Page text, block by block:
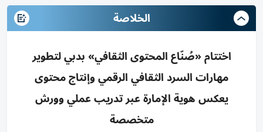
الخلاصة
اختتام «صُنّاع المحتوى الثقافي» بدبي لتطوير
مهارات السرد الثقافي الرقمي وإنتاج محتوى
يعكس هوية الإمارة عبر تدريب عملي وورش
متخصصة